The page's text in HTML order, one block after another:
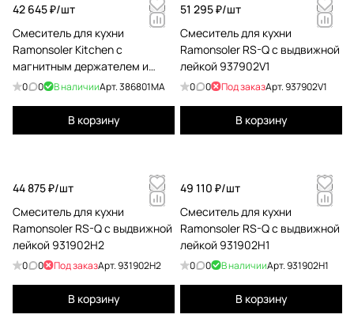
42 645 ₽/шт
Смеситель для кухни
Ramonsoler Kitchen с
магнитным держателем и
гибким изливом magnet
0 0 В наличииАрт.386801MA
В корзину
51 295 ₽/шт
Смеситель для кухни
Ramonsoler RS-Q с выдвижной
лейкой 937902V1
0 0 Под заказАрт.937902V1
В корзину
44 875 ₽/шт
Смеситель для кухни
Ramonsoler RS-Q с выдвижной
лейкой 931902H2
0 0 Под заказАрт.931902H2
В корзину
49 110 ₽/шт
Смеситель для кухни
Ramonsoler RS-Q с выдвижной
лейкой 931902H1
0 0 В наличииАрт.931902H1
В корзину